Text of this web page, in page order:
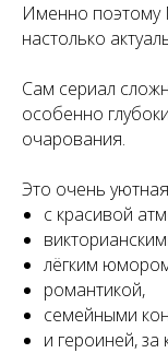
Именно поэтому
настолько
Сам сериал
особенно
очарования.
Это очень
с красивой
лёгким
романтикой,
семейными
и героиней,